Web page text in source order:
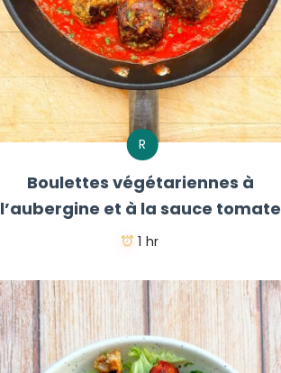
R
Boulettes végétariennes à
l’aubergine et à la sauce tomate
1 hr